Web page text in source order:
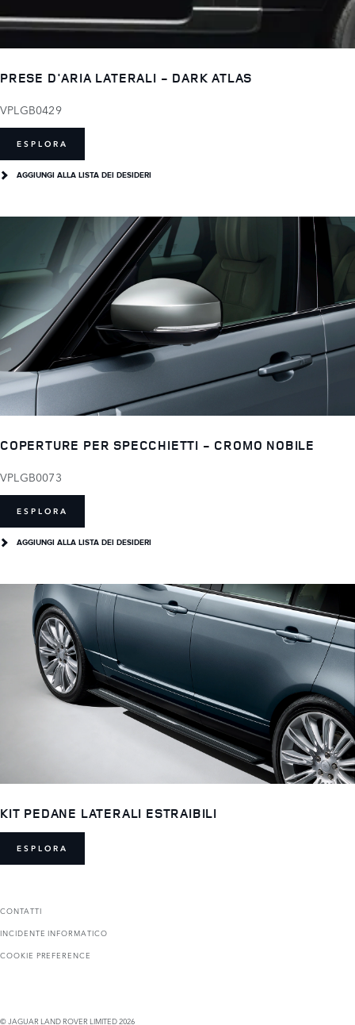
PRESE D'ARIA LATERALI - DARK ATLAS
VPLGB0429
ESPLORA
AGGIUNGI ALLA LISTA DEI DESIDERI
COPERTURE PER SPECCHIETTI - CROMO NOBILE
VPLGB0073
ESPLORA
AGGIUNGI ALLA LISTA DEI DESIDERI
KIT PEDANE LATERALI ESTRAIBILI
ESPLORA
CONTATTI
INCIDENTE INFORMATICO
COOKIE PREFERENCE
© JAGUAR LAND ROVER LIMITED 2026